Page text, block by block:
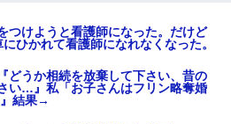
つけようと看護師になった。だけど
ひかれて看護師になれなくなった。
どうか相続を放棄して下さい、昔の
い…』私「お子さんはフリン略奪婚
結果→